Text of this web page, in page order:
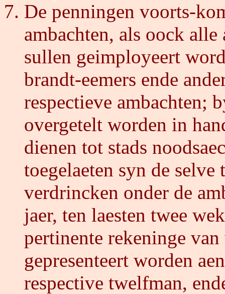
De penningen voorts-
ambachten, als oock
sullen geimployeert
brandt-eemers ende
respectieve ambachten;
overgetelt worden in
dienen tot stads
toegelaeten syn de selve
verdrincken onder de
jaer, ten laesten twee
pertinente rekeninge
gepresenteert worden
respective twelfman,